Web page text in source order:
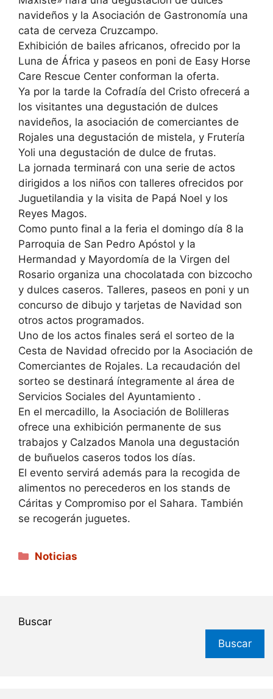
navideños y la Asociación de Gastronomía una
cata de cerveza Cruzcampo.
Exhibición de bailes africanos, ofrecido por la
Luna de África y paseos en poni de Easy Horse
Care Rescue Center conforman la oferta.
Ya por la tarde la Cofradía del Cristo ofrecerá a
los visitantes una degustación de dulces
navideños, la asociación de comerciantes de
Rojales una degustación de mistela, y Frutería
Yoli una degustación de dulce de frutas.
La jornada terminará con una serie de actos
dirigidos a los niños con talleres ofrecidos por
Juguetilandia y la visita de Papá Noel y los
Reyes Magos.
Como punto final a la feria el domingo día 8 la
Parroquia de San Pedro Apóstol y la
Hermandad y Mayordomía de la Virgen del
Rosario organiza una chocolatada con bizcocho
y dulces caseros. Talleres, paseos en poni y un
concurso de dibujo y tarjetas de Navidad son
otros actos programados.
Uno de los actos finales será el sorteo de la
Cesta de Navidad ofrecido por la Asociación de
Comerciantes de Rojales. La recaudación del
sorteo se destinará íntegramente al área de
Servicios Sociales del Ayuntamiento .
En el mercadillo, la Asociación de Bolilleras
ofrece una exhibición permanente de sus
trabajos y Calzados Manola una degustación
de buñuelos caseros todos los días.
El evento servirá además para la recogida de
alimentos no perecederos en los stands de
Cáritas y Compromiso por el Sahara. También
se recogerán juguetes.
Categorías
Noticias
Buscar
Buscar